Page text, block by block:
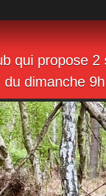
qui propose
dimanche